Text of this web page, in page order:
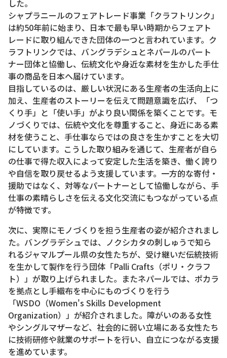
した。
シャプラニールのフェアトレード事業「クラフトリンク」
は約50年前に始まり、日本で最も早い時期からフェアト
レードに取り組んできた団体の一つと言われています。ク
ラフトリンクでは、バングラデシュとネパールのパート
ナー団体と協働し、伝統文化や身近な素材を生かした手仕
事の商品を日本へ届けています。
目指しているのは、厳しい状況にある生産者の生活向上に
加え、生産者のストーリーを伝えて問題意識を広げ、「つ
くり手」と「使い手」がより良い関係を築くことです。モ
ノづくりでは、伝統や文化を尊重すること、身近にある素
材を使うこと、手仕事ならではの良さを生かすことを大切
にしています。こうした取り組みを通じて、生産者が自ら
の仕事で得た収入によって安定した生活を築き、働く誇り
や自信を取り戻せるよう支援しています。一方的な寄付・
援助ではなく、対等なパートナーとして協働しながら、手
仕事の素晴らしさを伝える文化交流にもつながっている点
が特徴です。
次に、実際にモノづくりを担う生産者の姿が紹介されまし
た。バングラデシュでは、ノクシカタの刺しゅうで知ら
れるジャマルプール県の女性たちが、受け継いだ伝統技術
を生かして製作を行う団体「Palli Crafts（ポリ・クラフ
ト）」が取り上げられました。またネパールでは、ポカラ
を拠点とし手織布を中心にものづくりを行う
「WSDO（Women's Skills Development
Organization）」が紹介されました。障がいのある女性
やシングルマザーなど、社会的に弱い立場にある女性たち
に技術研修や就業のサポートを行い、自立につながる支援
を進めています。